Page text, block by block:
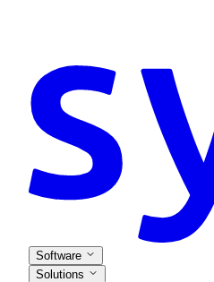
Software
Solutions